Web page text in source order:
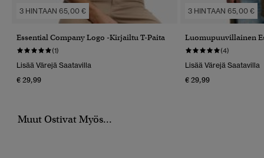
3 HINTAAN 65,00 €
Essential Company Logo -kirjailtu T-Paita
(1)
Lisää Värejä Saatavilla
€ 29,99
3 HINTAAN 65,00 €
Luomupuuvillainen
(4)
Lisää Värejä Saatavilla
€ 29,99
Muut Ostivat Myös...